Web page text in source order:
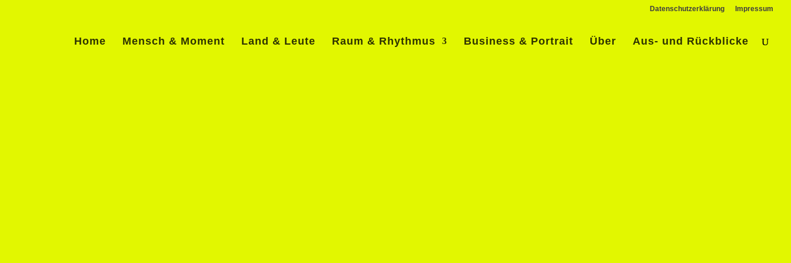
Datenschutzerklärung Impressum
Home Mensch & Moment Land & Leute Raum & Rhythmus Business & Portrait Über Aus- und Rückblicke